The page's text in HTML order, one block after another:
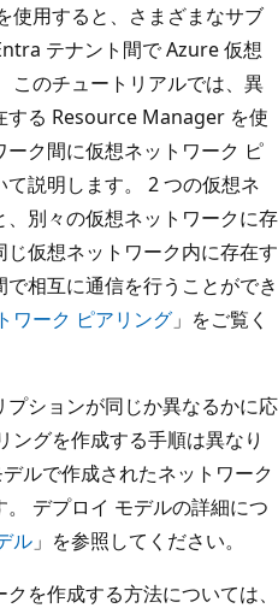
使用すると、さまざまなサブ
テナント間で Azure 仮想
このチュートリアルでは、異
する Resource Manager を使
ク間に仮想ネットワーク ピ
説明します。 2 つの仮想ネ
別々の仮想ネットワークに存
仮想ネットワーク内に存在す
相互に通信を行うことができ
ワーク ピアリング 」をご覧く
ションが同じか異なるかに応
ングを作成する手順は異なり
ルで作成されたネットワーク
デプロイ モデルの詳細につ
ル 」を参照してください。
を作成する方法については、